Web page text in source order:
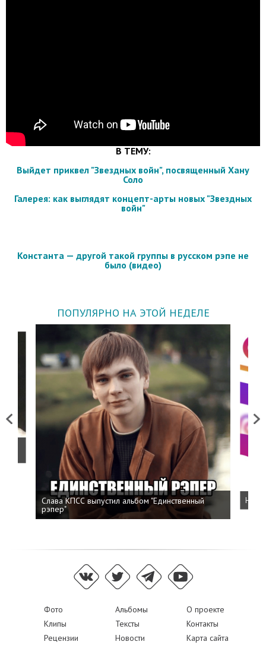
В ТЕМУ:
Выйдет приквел "Звездных войн", посвященный Хану
Соло
Галерея: как выглядят концепт-арты новых "Звездных
войн"
Константа — другой такой группы в русском рэпе не
было (видео)
ПОПУЛЯРНО НА ЭТОЙ НЕДЕЛЕ
Previous
Слава КПСС выпустил альбом "Единственный
рэпер"
Next
Фото Альбомы
О проекте
Клипы
Тексты
Контакты
Рецензии
Новости Карта сайта